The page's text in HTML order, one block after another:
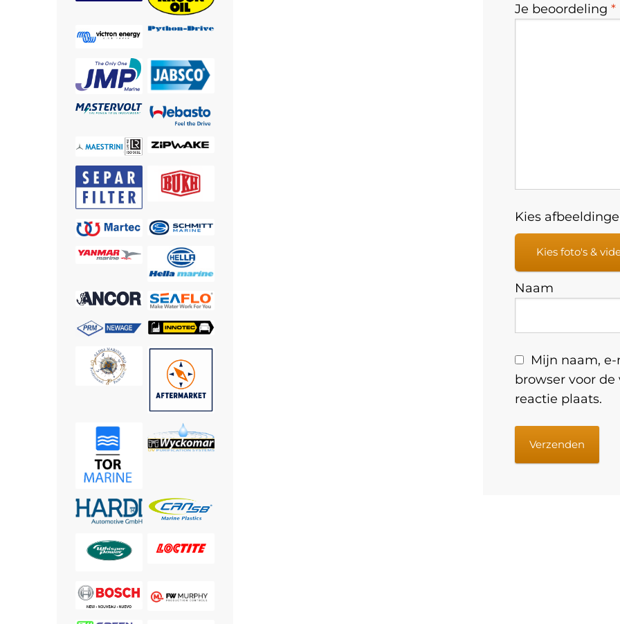
Je beoordeling *
Kies
Kies foto's &
Naam
Mijn naam,
browser voor
reactie plaats.